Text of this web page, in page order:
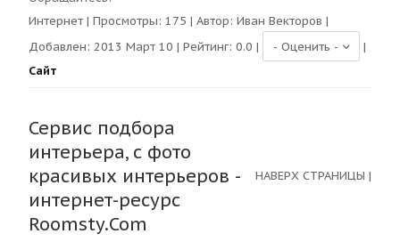
Интернет | Просмотры: 175 | Автор: Иван Векторов |
Добавлен: 2013 Март 10 | Рейтинг: 0.0 |
|
Сайт
Сервис подбора
интерьера, с фото
красивых интерьеров -
интернет-ресурс
Roomsty.Com
НАВЕРХ СТРАНИЦЫ |